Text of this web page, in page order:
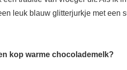
leuk blauw glitterjurkje met een
kop warme chocolademelk?